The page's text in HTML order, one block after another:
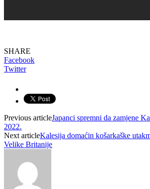
SHARE
Facebook
Twitter
Previous articleJapanci spremni da zamjene
2022.
Next articleKalesija domaćin košarkaške
Velike Britanije